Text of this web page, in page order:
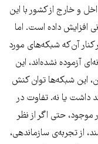
و خارج از کشور با این
افزایش داده است. اما
کنار آن‌که شبکه‌های مورد
آزموده نشده‌اند، این
این شبکه‌ها توان کنش
داشت یا نه. تفاوت در
حتی اگر از نظر
از تجربه‌ی سازماندهی،